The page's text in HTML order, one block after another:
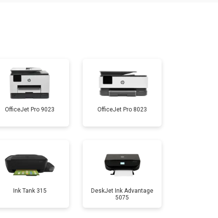
3500 ₽ Заказать
2700 ₽ Заказать
2500 ₽ Заказать
OfficeJet Pro 9023 OfficeJet Pro 8023
Ink Tank 315
DeskJet Ink Advantage
5075